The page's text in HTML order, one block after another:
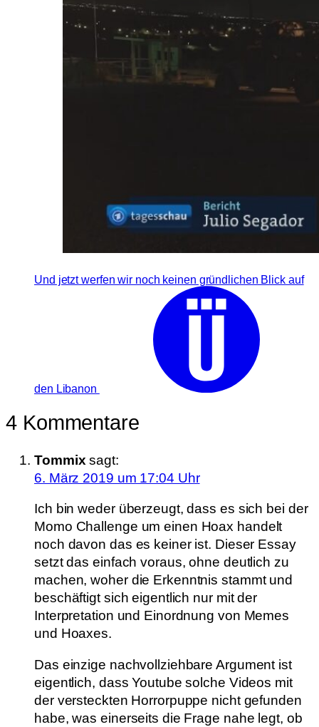
Und jetzt werfen wir noch keinen gründlichen Blick auf
den Libanon
4 Kommentare
Tommix sagt:
6. März 2019 um 17:04 Uhr
Ich bin weder überzeugt, dass es sich bei der
Momo Challenge um einen Hoax handelt
noch davon das es keiner ist. Dieser Essay
setzt das einfach voraus, ohne deutlich zu
machen, woher die Erkenntnis stammt und
beschäftigt sich eigentlich nur mit der
Interpretation und Einordnung von Memes
und Hoaxes.
Das einzige nachvollziehbare Argument ist
eigentlich, dass Youtube solche Videos mit
der versteckten Horrorpuppe nicht gefunden
habe, was einerseits die Frage nahe legt, ob